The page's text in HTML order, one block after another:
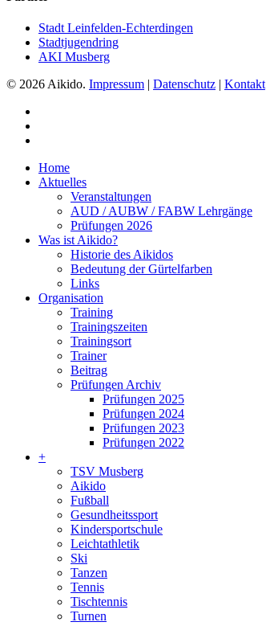
Stadt Leinfelden-Echterdingen
Stadtjugendring
AKI Musberg
© 2026 Aikido. Impressum | Datenschutz | Kontakt
Close
Menu
Home
Aktuelles
Veranstaltungen
AUD / AUBW / FABW Lehrgänge
Prüfungen 2026
Was ist Aikido?
Historie des Aikidos
Bedeutung der Gürtelfarben
Links
Organisation
Training
Trainingszeiten
Trainingsort
Trainer
Beitrag
Prüfungen Archiv
Prüfungen 2025
Prüfungen 2024
Prüfungen 2023
Prüfungen 2022
+
TSV Musberg
Aikido
Fußball
Gesundheitssport
Kindersportschule
Leichtathletik
Ski
Tanzen
Tennis
Tischtennis
Turnen